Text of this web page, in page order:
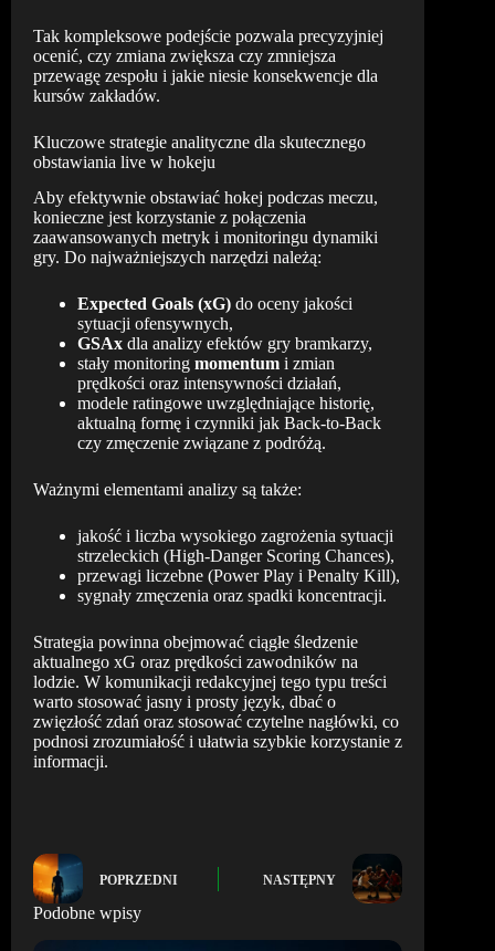
Tak kompleksowe podejście pozwala precyzyjniej
ocenić, czy zmiana zwiększa czy zmniejsza
przewagę zespołu i jakie niesie konsekwencje dla
kursów zakładów.
Kluczowe strategie analityczne dla skutecznego
obstawiania live w hokeju
Aby efektywnie obstawiać hokej podczas meczu,
konieczne jest korzystanie z połączenia
zaawansowanych metryk i monitoringu dynamiki
gry. Do najważniejszych narzędzi należą:
Expected Goals (xG) do oceny jakości
sytuacji ofensywnych,
GSAx dla analizy efektów gry bramkarzy,
stały monitoring momentum i zmian
prędkości oraz intensywności działań,
modele ratingowe uwzględniające historię,
aktualną formę i czynniki jak Back-to-Back
czy zmęczenie związane z podróżą.
Ważnymi elementami analizy są także:
jakość i liczba wysokiego zagrożenia sytuacji
strzeleckich (High-Danger Scoring Chances),
przewagi liczebne (Power Play i Penalty Kill),
sygnały zmęczenia oraz spadki koncentracji.
Strategia powinna obejmować ciągłe śledzenie
aktualnego xG oraz prędkości zawodników na
lodzie. W komunikacji redakcyjnej tego typu treści
warto stosować jasny i prosty język, dbać o
zwięzłość zdań oraz stosować czytelne nagłówki, co
podnosi zrozumiałość i ułatwia szybkie korzystanie z
informacji.
POPRZEDNI NASTĘPNY
Podobne wpisy